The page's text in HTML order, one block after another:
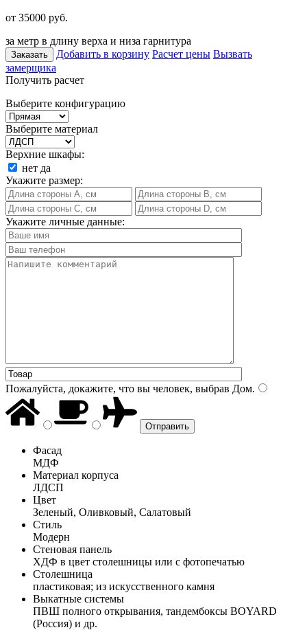
от 35000 руб.
за метр в длину верха и низа гарнитура
Заказать Добавить в корзину Расчет цены Вызвать
замерщика
Получить расчет
Выберите конфигурацию
Выберите материал
Верхние шкафы:
нет да
Укажите размер:
Укажите личные данные:
Пожалуйста, докажите, что вы человек, выбрав Дом.
Фасад
МДФ
Материал корпуса
ЛДСП
Цвет
Зеленый, Оливковый, Салатовый
Стиль
Модерн
Стеновая панель
ХДФ в цвет столешницы или с фотопечатью
Столешница
пластиковая; из искусственного камня
Выкатные системы
ПВШ полного открывания, тандембоксы BOYARD
(Россия) и др.